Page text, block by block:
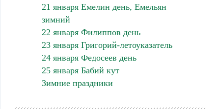
21 января Емелин день, Емельян
зимний
22 января Филиппов день
23 января Григорий-летоуказатель
24 января Федосеев день
25 января Бабий кут
Зимние праздники